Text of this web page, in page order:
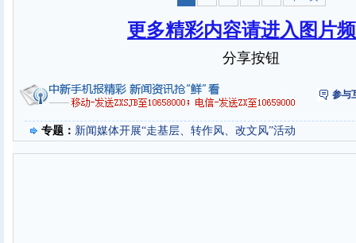
更多精彩内容请进入图片
分享按钮
参与
专题： 新闻媒体开展“走基层、转作风、改文风”活动